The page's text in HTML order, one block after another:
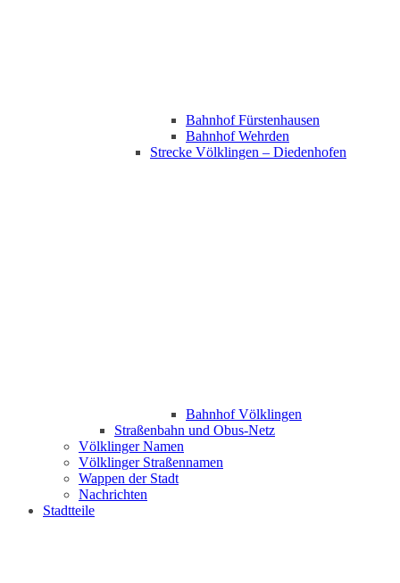
Bahnhof Fürstenhausen
Bahnhof Wehrden
Strecke Völklingen – Diedenhofen
Bahnhof Völklingen
Straßenbahn und Obus-Netz
Völklinger Namen
Völklinger Straßennamen
Wappen der Stadt
Nachrichten
Stadtteile